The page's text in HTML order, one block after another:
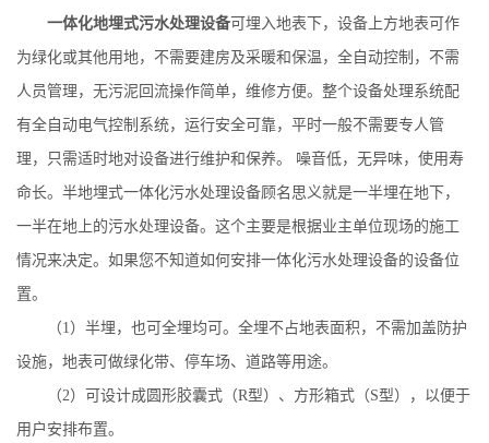
一体化地埋式污水处理设备可埋入地表下，设备上方地表可作
为绿化或其他用地，不需要建房及采暖和保温，全自动控制，不需
人员管理，无污泥回流操作简单，维修方便。整个设备处理系统配
有全自动电气控制系统，运行安全可靠，平时一般不需要专人管
理，只需适时地对设备进行维护和保养。 噪音低，无异味，使用寿
命长。半地埋式一体化污水处理设备顾名思义就是一半埋在地下，
一半在地上的污水处理设备。这个主要是根据业主单位现场的施工
情况来决定。如果您不知道如何安排一体化污水处理设备的设备位
置。
（1）半埋，也可全埋均可。全埋不占地表面积，不需加盖防护
设施，地表可做绿化带、停车场、道路等用途。
（2）可设计成圆形胶囊式（R型）、方形箱式（S型），以便于
用户安排布置。